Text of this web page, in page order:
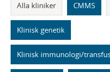
Alla kliniker CMMS
Klinisk genetik
Klinisk immunologi/